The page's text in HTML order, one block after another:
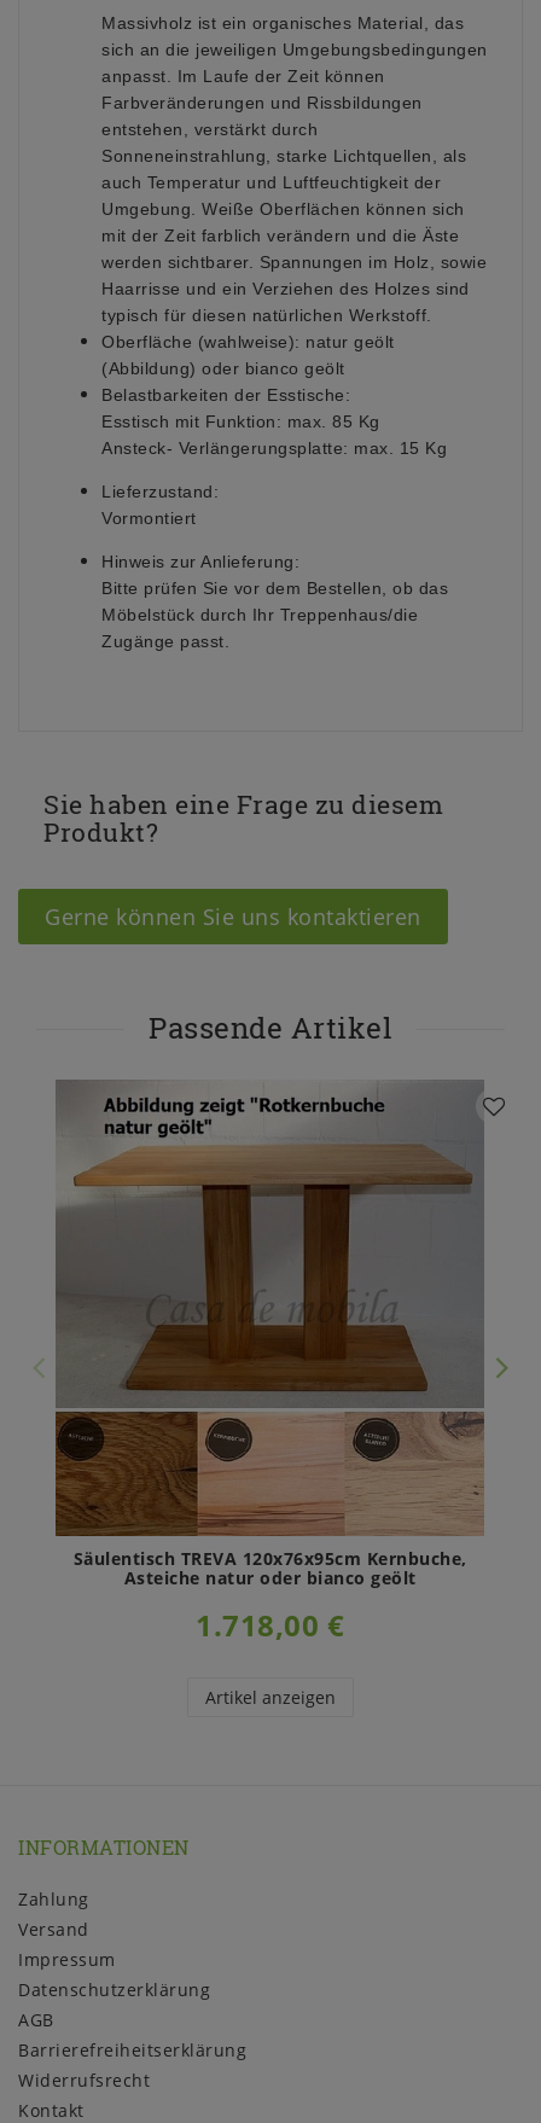
Massivholz ist ein organisches Material, das
sich an die jeweiligen Umgebungsbedingungen
anpasst. Im Laufe der Zeit können
Farbveränderungen und Rissbildungen
entstehen, verstärkt durch
Sonneneinstrahlung, starke Lichtquellen, als
auch Temperatur und Luftfeuchtigkeit der
Umgebung. Weiße Oberflächen können sich
mit der Zeit farblich verändern und die Äste
werden sichtbarer. Spannungen im Holz, sowie
Haarrisse und ein Verziehen des Holzes sind
typisch für diesen natürlichen Werkstoff.
Oberfläche (wahlweise): natur geölt
(Abbildung) oder bianco geölt
Belastbarkeiten der Esstische:
Esstisch mit Funktion: max. 85 Kg
Ansteck- Verlängerungsplatte: max. 15 Kg
Lieferzustand:
Vormontiert
Hinweis zur Anlieferung:
Bitte prüfen Sie vor dem Bestellen, ob das
Möbelstück durch Ihr Treppenhaus/die
Zugänge passt.
Sie haben eine Frage zu diesem
Produkt?
Gerne können Sie uns kontaktieren
Passende Artikel
Säulentisch TREVA 120x76x95cm Kernbuche,
Asteiche natur oder bianco geölt
1.718,00 €
Artikel anzeigen
INFORMATIONEN
Zahlung
Versand
Impressum
Daten­schutz­erklärung
AGB
Barrierefreiheitserklärung
Widerrufs­recht
Kontakt